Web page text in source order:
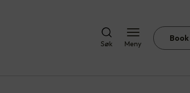
Søk Meny